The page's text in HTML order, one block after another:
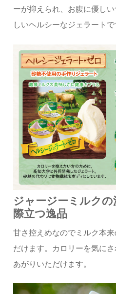
ーが抑えられ、お腹に優し
しいヘルシーなジェラートで
ジャージーミルク
際立つ逸品
甘さ控えめなのでミルク本
だけます。カロリーを気に
あがりいただけます。